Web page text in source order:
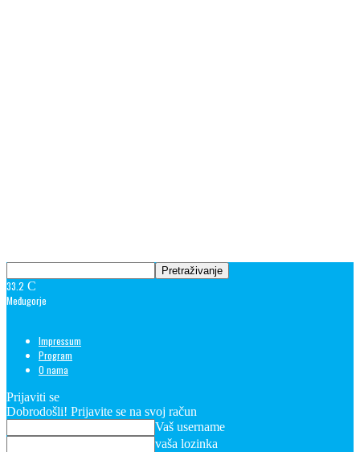
33.2 C
Međugorje
Impressum
Program
O nama
Prijaviti se
Dobrodošli! Prijavite se na svoj račun
Vaš username
vaša lozinka